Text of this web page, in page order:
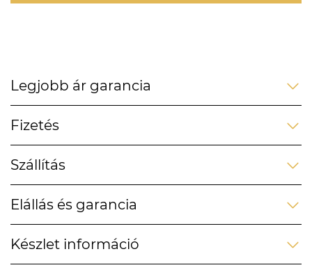
Legjobb ár garancia
Fizetés
Szállítás
Elállás és garancia
Készlet információ